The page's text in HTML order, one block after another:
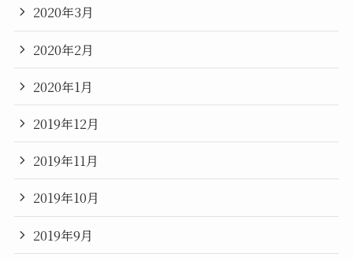
2020年3月
2020年2月
2020年1月
2019年12月
2019年11月
2019年10月
2019年9月